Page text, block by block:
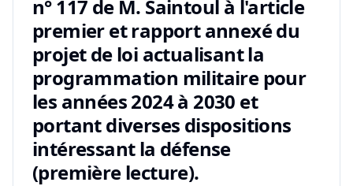
n° 117 de M. Saintoul à l'article
premier et rapport annexé du
projet de loi actualisant la
programmation militaire pour
les années 2024 à 2030 et
portant diverses dispositions
intéressant la défense
(première lecture).